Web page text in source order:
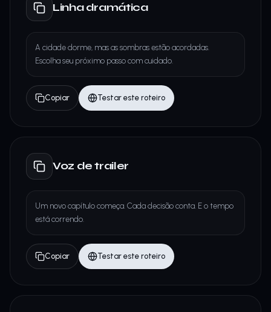
Linha dramática
A cidade dorme, mas as sombras estão acordadas.
Escolha seu próximo passo com cuidado.
Copiar Testar este roteiro
Voz de trailer
Um novo capítulo começa. Cada decisão conta. E o tempo
está correndo.
Copiar Testar este roteiro